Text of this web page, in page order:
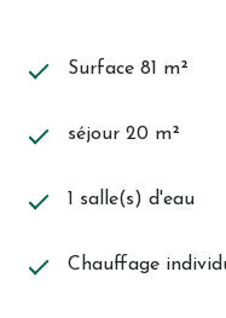
Surface 81 m²
séjour 20 m²
1 salle(s) d'eau
Chauffage